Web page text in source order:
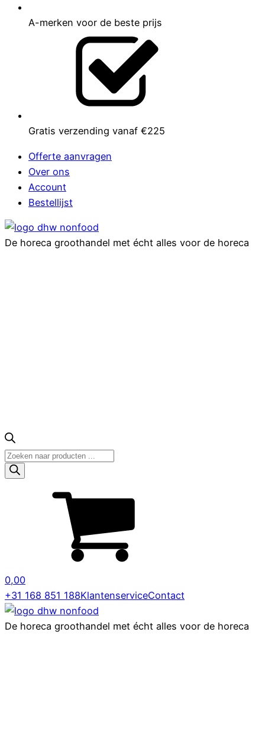
A-merken voor de beste prijs
Gratis verzending vanaf €225
Offerte aanvragen
Over ons
Account
Bestellijst
De horeca groothandel met écht alles voor de horeca
Producten
zoeken
0,00
+31 168 851 188KlantenserviceContact
De horeca groothandel met écht alles voor de horeca